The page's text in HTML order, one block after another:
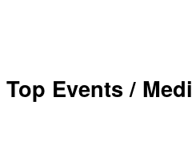
Top Events /